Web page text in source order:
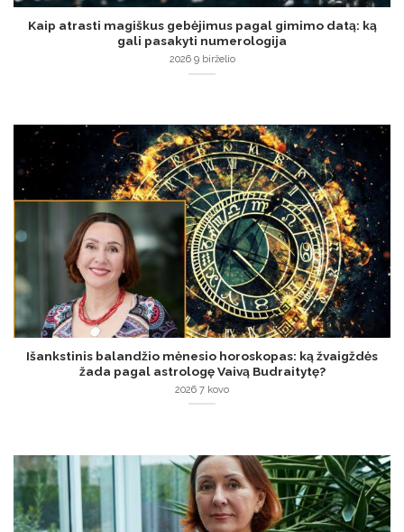
Kaip atrasti magiškus gebėjimus pagal gimimo datą: ką
gali pasakyti numerologija
2026 9 birželio
Išankstinis balandžio mėnesio horoskopas: ką žvaigždės
žada pagal astrologę Vaivą Budraitytę?
2026 7 kovo